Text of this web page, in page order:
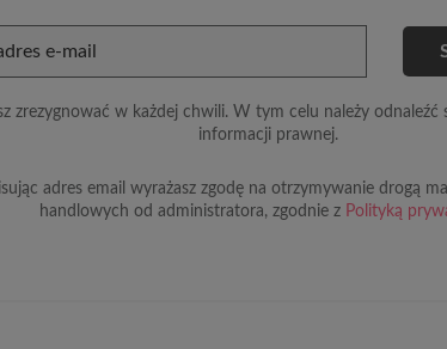
zrezygnować w każdej chwili. W tym celu należy odnaleźć
informacji prawnej.
adres email wyrażasz zgodę na otrzymywanie drogą
handlowych od administratora, zgodnie z Polityką